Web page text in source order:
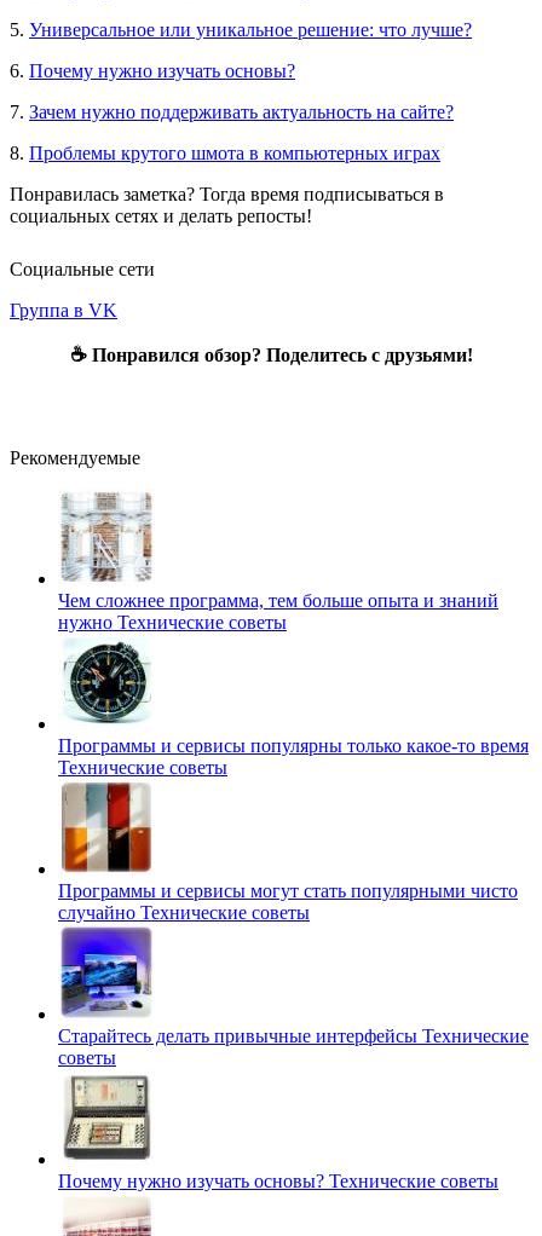
5. Универсальное или уникальное решение: что лучше?
6. Почему нужно изучать основы?
7. Зачем нужно поддерживать актуальность на сайте?
8. Проблемы крутого шмота в компьютерных играх
Понравилась заметка? Тогда время подписываться в
социальных сетях и делать репосты!
Социальные сети
Группа в VK
☕ Понравился обзор? Поделитесь с друзьями!
Рекомендуемые
Чем сложнее программа, тем больше опыта и знаний
нужно Технические советы
Программы и сервисы популярны только какое-то время
Технические советы
Программы и сервисы могут стать популярными чисто
случайно Технические советы
Старайтесь делать привычные интерфейсы Технические
советы
Почему нужно изучать основы? Технические советы